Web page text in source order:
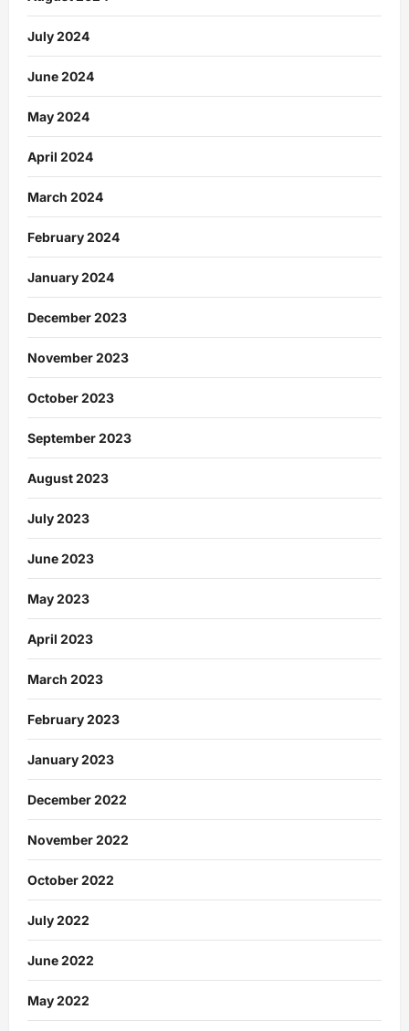
July 2024
June 2024
May 2024
April 2024
March 2024
February 2024
January 2024
December 2023
November 2023
October 2023
September 2023
August 2023
July 2023
June 2023
May 2023
April 2023
March 2023
February 2023
January 2023
December 2022
November 2022
October 2022
July 2022
June 2022
May 2022